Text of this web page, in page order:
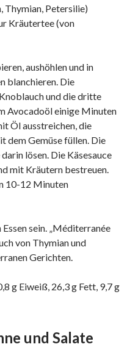
Thymian, Petersilie)
Kräutertee (von
aushöhlen und in
blanchieren. Die
und die dritte
Avocadoöl einige Minuten
Öl ausstreichen, die
dem Gemüse füllen. Die
lösen. Die Käsesauce
mit Kräutern bestreuen.
10-12 Minuten
sein. „Méditerranée
von Thymian und
Gerichten.
g Eiweiß, 26,3 g Fett, 9,7 g
und Salate